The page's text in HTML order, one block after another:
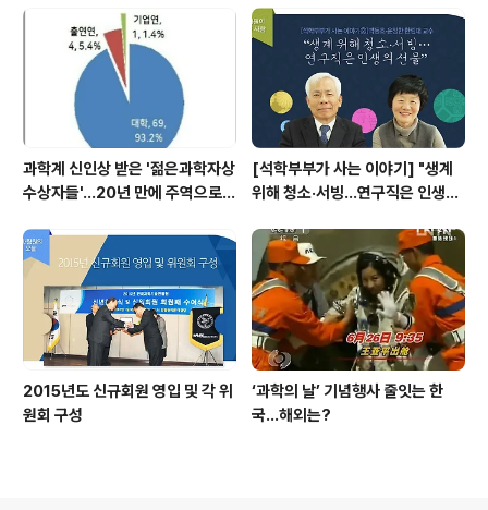
과학계 신인상 받은 '젊은과학자상
수상자들'…20년 만에 주역으로
[석학부부가 사는 이야기] "생계
위해 청소·서빙…연구직은 인생의
2015년도 신규회원 영입 및 각 위
원회 구성
‘과학의 날’ 기념행사 줄잇는 한
국…해외는?